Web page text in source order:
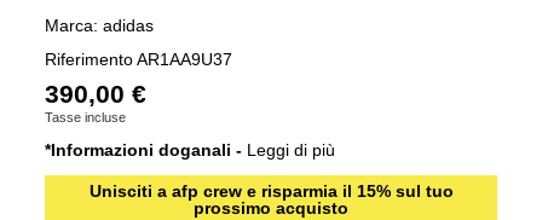
Marca: adidas
Riferimento AR1AA9U37
390,00 €
Tasse incluse
*Informazioni doganali - Leggi di più
Unisciti a afp crew e risparmia il 15% sul tuo
prossimo acquisto